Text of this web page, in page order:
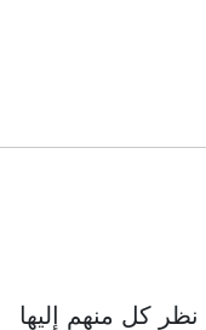
كل منهم إليها